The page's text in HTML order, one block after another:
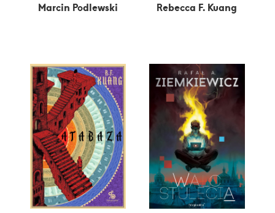
Marcin Podlewski Rebecca F. Kuang